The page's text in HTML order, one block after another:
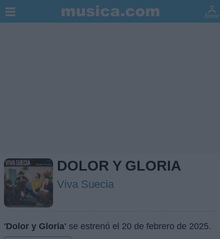
DOLOR Y GLORIA
Viva Suecia
'Dolor y Gloria' se estrenó el 20 de febrero de 2025.